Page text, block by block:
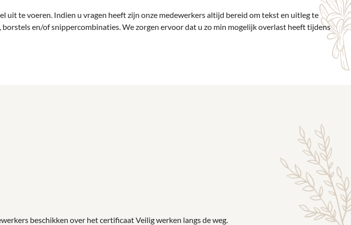
te voeren. Indien u vragen heeft zijn onze medewerkers altijd bereid om tekst en uitleg te
en/of snippercombinaties. We zorgen ervoor dat u zo min mogelijk overlast heeft tijdens
beschikken over het certificaat Veilig werken langs de weg.